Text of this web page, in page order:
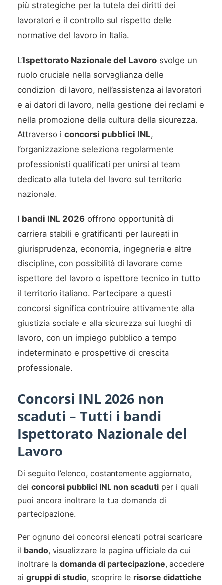
più strategiche per la tutela dei diritti dei
lavoratori e il controllo sul rispetto delle
normative del lavoro in Italia.
L’Ispettorato Nazionale del Lavoro svolge un
ruolo cruciale nella sorveglianza delle
condizioni di lavoro, nell’assistenza ai lavoratori
e ai datori di lavoro, nella gestione dei reclami e
nella promozione della cultura della sicurezza.
Attraverso i concorsi pubblici INL,
l’organizzazione seleziona regolarmente
professionisti qualificati per unirsi al team
dedicato alla tutela del lavoro sul territorio
nazionale.
I bandi INL 2026 offrono opportunità di
carriera stabili e gratificanti per laureati in
giurisprudenza, economia, ingegneria e altre
discipline, con possibilità di lavorare come
ispettore del lavoro o ispettore tecnico in tutto
il territorio italiano. Partecipare a questi
concorsi significa contribuire attivamente alla
giustizia sociale e alla sicurezza sui luoghi di
lavoro, con un impiego pubblico a tempo
indeterminato e prospettive di crescita
professionale.
Concorsi INL 2026 non
scaduti – Tutti i bandi
Ispettorato Nazionale del
Lavoro
Di seguito l’elenco, costantemente aggiornato,
dei concorsi pubblici INL non scaduti per i quali
puoi ancora inoltrare la tua domanda di
partecipazione.
Per ognuno dei concorsi elencati potrai scaricare
il bando, visualizzare la pagina ufficiale da cui
inoltrare la domanda di partecipazione, accedere
ai gruppi di studio, scoprire le risorse didattiche